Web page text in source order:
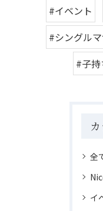
#イベント
#シングル
#子持
全
イ